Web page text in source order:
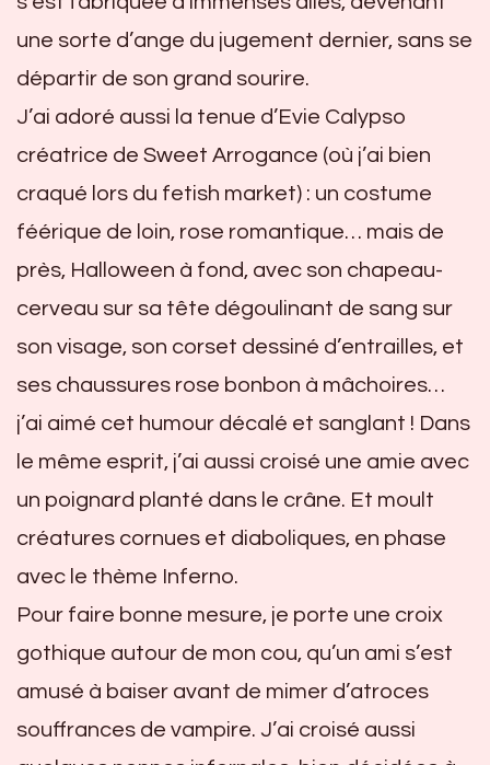
une sorte d’ange du jugement dernier, sans se
départir de son grand sourire.
J’ai adoré aussi la tenue d’Evie Calypso
créatrice de Sweet Arrogance (où j’ai bien
craqué lors du fetish market) : un costume
féérique de loin, rose romantique… mais de
près, Halloween à fond, avec son chapeau-
cerveau sur sa tête dégoulinant de sang sur
son visage, son corset dessiné d’entrailles, et
ses chaussures rose bonbon à mâchoires…
j’ai aimé cet humour décalé et sanglant ! Dans
le même esprit, j’ai aussi croisé une amie avec
un poignard planté dans le crâne. Et moult
créatures cornues et diaboliques, en phase
avec le thème Inferno.
Pour faire bonne mesure, je porte une croix
gothique autour de mon cou, qu’un ami s’est
amusé à baiser avant de mimer d’atroces
souffrances de vampire. J’ai croisé aussi